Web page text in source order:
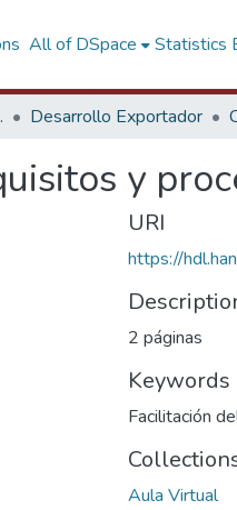
All of DSpace Statistics
Desarrollo Exportador
y
URI
https://
2 páginas
Keywords
Facilitación
Aula Virtual